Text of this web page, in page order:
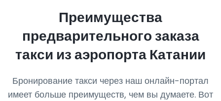
Преимущества
предварительного заказа
такси из аэропорта Катании
Бронирование такси через наш онлайн-портал
имеет больше преимуществ, чем вы думаете. Вот